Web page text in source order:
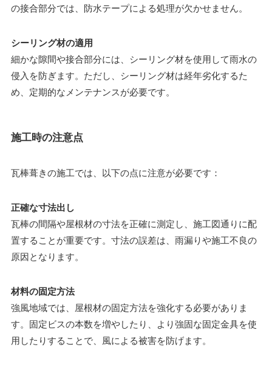
の接合部分では、防水テープによる処理が欠かせません。
シーリング材の適用
細かな隙間や接合部分には、シーリング材を使用して雨水の
侵入を防ぎます。ただし、シーリング材は経年劣化するた
め、定期的なメンテナンスが必要です。
施工時の注意点
瓦棒葺きの施工では、以下の点に注意が必要です：
正確な寸法出し
瓦棒の間隔や屋根材の寸法を正確に測定し、施工図通りに配
置することが重要です。寸法の誤差は、雨漏りや施工不良の
原因となります。
材料の固定方法
強風地域では、屋根材の固定方法を強化する必要がありま
す。固定ビスの本数を増やしたり、より強固な固定金具を使
用したりすることで、風による被害を防げます。